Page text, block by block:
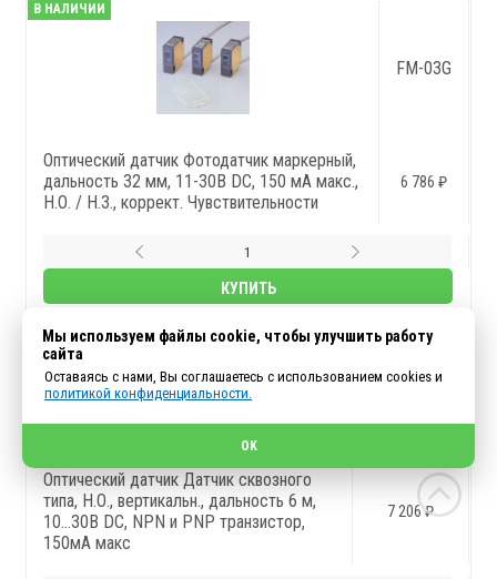
В НАЛИЧИИ
FM-03G
Оптический датчик Фотодатчик маркерный,
дальность 32 мм, 11-30В DC, 150 мА макс.,
Н.О. / Н.З., коррект. Чувствительности
6 786 ₽
КУПИТЬ
В НАЛИЧИИ
CDT-6MX-V
Оптический датчик Датчик сквозного
типа, Н.О., вертикальн., дальность 6 м,
10…30В DC, NPN и PNP транзистор,
150мА макс
7 206 ₽
Мы используем файлы cookie, чтобы улучшить работу
сайта
Оставаясь с нами, Вы соглашаетесь с использованием cookies и
политикой конфиденциальности.
OK